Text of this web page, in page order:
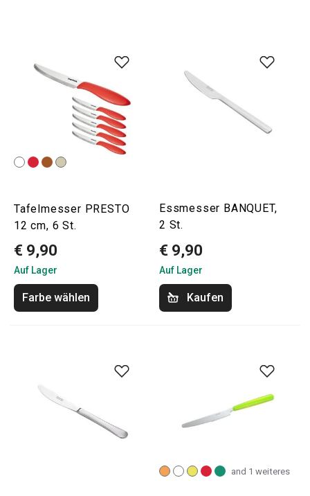
Tafelmesser PRESTO
12 cm, 6 St.
€ 9,90
Auf Lager
Farbe wählen
Essmesser BANQUET,
2 St.
€ 9,90
Auf Lager
Kaufen
and 1 weiteres